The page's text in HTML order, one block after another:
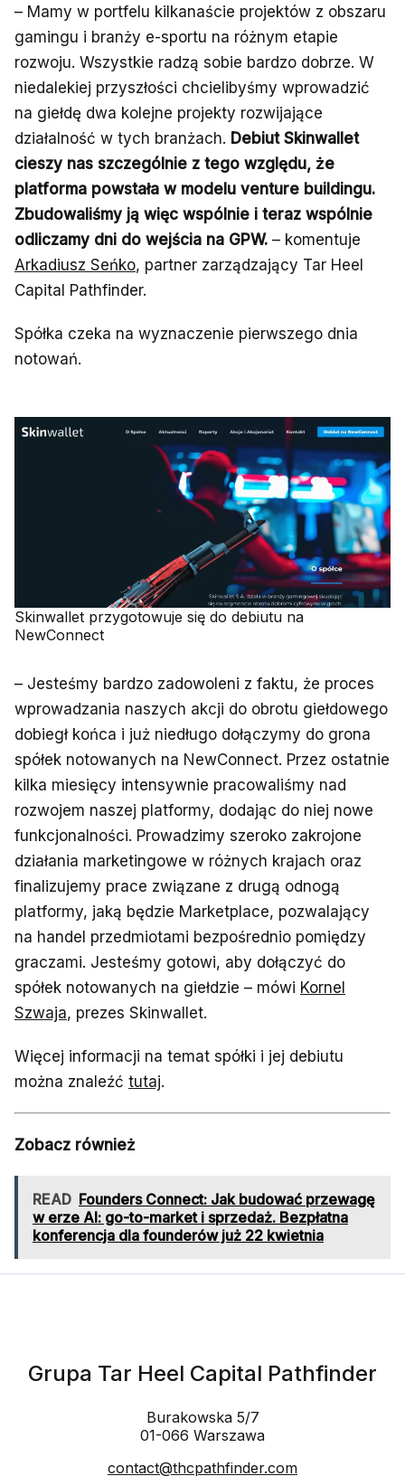
– Mamy w portfelu kilkanaście projektów z obszaru
gamingu i branży e-sportu na różnym etapie
rozwoju. Wszystkie radzą sobie bardzo dobrze. W
niedalekiej przyszłości chcielibyśmy wprowadzić
na giełdę dwa kolejne projekty rozwijające
działalność w tych branżach. Debiut Skinwallet
cieszy nas szczególnie z tego względu, że
platforma powstała w modelu venture buildingu.
Zbudowaliśmy ją więc wspólnie i teraz wspólnie
odliczamy dni do wejścia na GPW. – komentuje
Arkadiusz Seńko, partner zarządzający Tar Heel
Capital Pathfinder.
Spółka czeka na wyznaczenie pierwszego dnia
notowań.
Skinwallet przygotowuje się do debiutu na
NewConnect
– Jesteśmy bardzo zadowoleni z faktu, że proces
wprowadzania naszych akcji do obrotu giełdowego
dobiegł końca i już niedługo dołączymy do grona
spółek notowanych na NewConnect. Przez ostatnie
kilka miesięcy intensywnie pracowaliśmy nad
rozwojem naszej platformy, dodając do niej nowe
funkcjonalności. Prowadzimy szeroko zakrojone
działania marketingowe w różnych krajach oraz
finalizujemy prace związane z drugą odnogą
platformy, jaką będzie Marketplace, pozwalający
na handel przedmiotami bezpośrednio pomiędzy
graczami. Jesteśmy gotowi, aby dołączyć do
spółek notowanych na giełdzie – mówi Kornel
Szwaja, prezes Skinwallet.
Więcej informacji na temat spółki i jej debiutu
można znaleźć tutaj.
Zobacz również
READ Founders Connect: Jak budować przewagę
w erze AI: go-to-market i sprzedaż. Bezpłatna
konferencja dla founderów już 22 kwietnia
Grupa Tar Heel Capital Pathfinder
Burakowska 5/7
01-066 Warszawa
contact@thcpathfinder.com